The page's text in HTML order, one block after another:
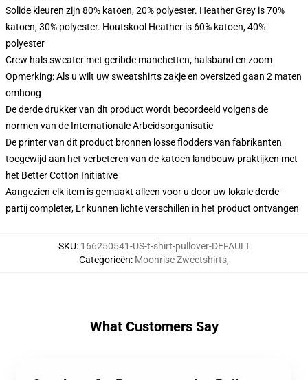
Solide kleuren zijn 80% katoen, 20% polyester. Heather Grey is 70%
katoen, 30% polyester. Houtskool Heather is 60% katoen, 40%
polyester
Crew hals sweater met geribde manchetten, halsband en zoom
Opmerking: Als u wilt uw sweatshirts zakje en oversized gaan 2 maten
omhoog
De derde drukker van dit product wordt beoordeeld volgens de
normen van de Internationale Arbeidsorganisatie
De printer van dit product bronnen losse flodders van fabrikanten
toegewijd aan het verbeteren van de katoen landbouw praktijken met
het Better Cotton Initiative
Aangezien elk item is gemaakt alleen voor u door uw lokale derde-
partij completer, Er kunnen lichte verschillen in het product ontvangen
SKU: 166250541-US-t-shirt-pullover-DEFAULT
Categorieën: Moonrise Zweetshirts,
What Customers Say